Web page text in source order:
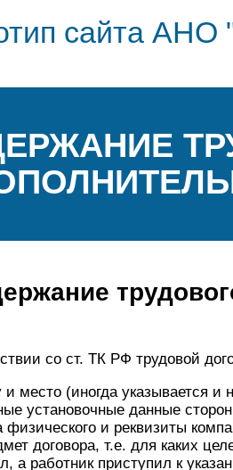
со ст. ТК РФ трудовой
и место (иногда указывается и
установочные данные
физического и реквизиты
договора, т.е. для каких
а работник приступил к